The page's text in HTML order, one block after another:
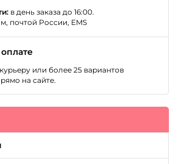
в день заказа до 16:00.
почтой России, EMS
или более 25 вариантов
на сайте.